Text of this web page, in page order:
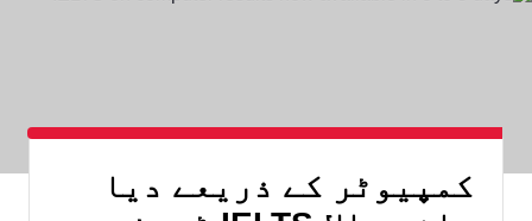
کمپیوٹر کے ذریعے دیا